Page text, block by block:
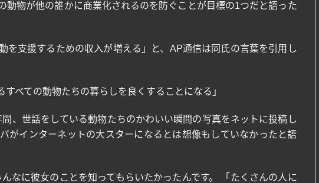
物が他の誰かに商業化されるのを防ぐことが目標の1つだと語った
を支援するための収入が増える」と、 AP通信は同氏の言葉を引用し
べての動物たちの暮らしを良くすることになる」
間、世話をしている動物たちのかわいい瞬間の写真をネットに投稿し
がインターネットの大スターになるとは想像もしていなかったと語
なに彼女のことを知ってもらいたかったんです。 「たくさんの人に